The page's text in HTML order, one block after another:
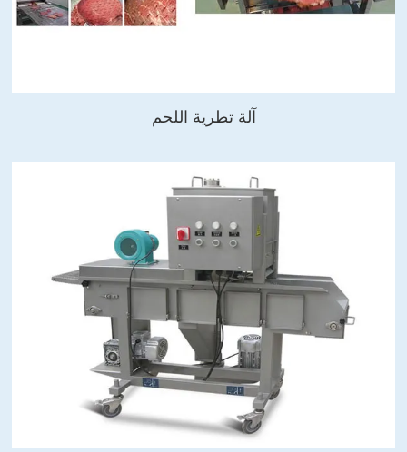
آلة تطرية اللحم